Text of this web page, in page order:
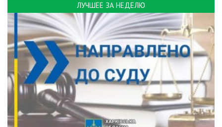
ЛУЧШЕЕ ЗА НЕДЕЛЮ